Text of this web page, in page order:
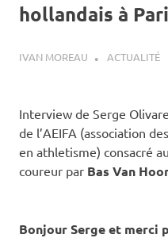
hollandais à
16 OCTOBRE 2018
IVAN MOREAU ACTUALITÉ
Interview de Serge
de l’AEIFA (association
en athletisme) consacré
coureur par Bas Van
Bonjour Serge et merci